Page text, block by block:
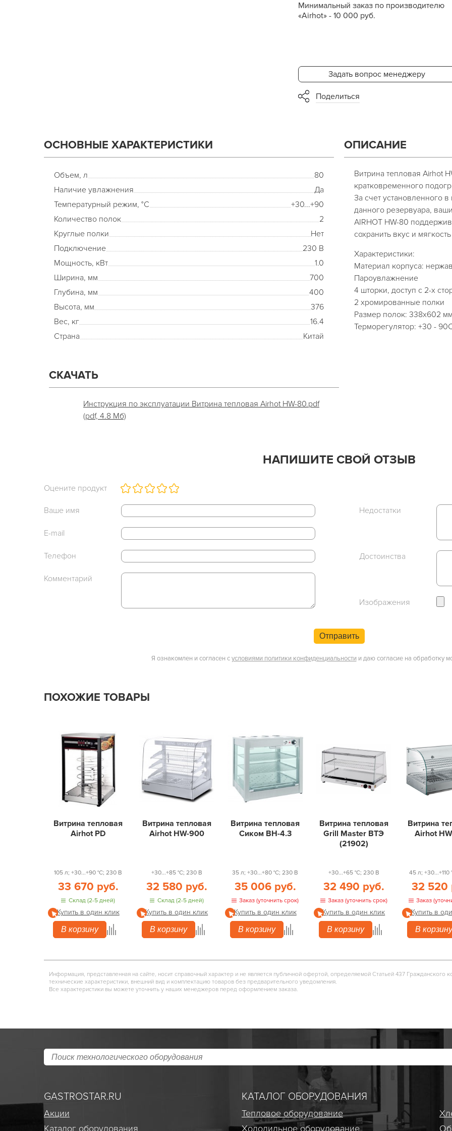
Минимальный заказ по производителю
«Airhot» - 10 000 руб.
Задать вопрос менеджеру
Поделиться
ОСНОВНЫЕ ХАРАКТЕРИСТИКИ
Объем, л
80
Наличие увлажнения
Да
Температурный режим, °С
+30...+90
Количество полок
2
Круглые полки
Нет
Подключение
230 В
Мощность, кВт
1.0
Ширина, мм
700
Глубина, мм
400
Высота, мм
376
Вес, кг
16.4
Страна
Китай
ОПИСАНИЕ
Витрина тепловая Airhot
кратковременного
За счет установленного
данного резервуара,
AIRHOT HW-80
сохранить вкус и
Характеристики:
Материал корпуса:
Пароувлажнение
4 шторки, доступ с 2-х
2 хромированные полки
Размер полок: 338x602
Терморегулятор: +30 -
СКАЧАТЬ
Инструкция по эксплуатации Витрина тепловая Airhot HW-80.pdf
(pdf, 4.8 Мб)
НАПИШИТЕ СВОЙ ОТЗЫВ
Оцените продукт
Ваше имя
E-mail
Телефон
Комментарий
Недостатки
Достоинства
Изображения
Отправить
Я ознакомлен и согласен сусловиями политики конфиденциальности и даю согласие на обработку
ПОХОЖИЕ ТОВАРЫ
Витрина тепловая
Airhot PD
105 л; +30...+90 °С; 230 В
33 670 руб.
Склад (2-5 дней)
Купить в один клик
В корзину
Витрина тепловая
Airhot HW-900
+30...+85 °С; 230 В
32 580 руб.
Склад (2-5 дней)
Купить в один клик
В корзину
Витрина тепловая
Сиком ВН-4.3
35 л; +30...+80 °С; 230 В
35 006 руб.
Заказ (уточнить срок)
Купить в один клик
В корзину
Витрина тепловая
Grill Master ВТЭ
(21902)
+30...+65 °С; 230 В
32 490 руб.
Заказ (уточнить срок)
Купить в один клик
В корзину
Витрина
Airhot
45 л;
32 520
Заказ
Купить в
В корзину
Информация, представленная на сайте, носит справочный характер и не является публичной офертой, определяемой Статьей 437 Гражданского
технические характеристики, внешний вид и комплектацию товаров без предварительного уведомления.
Все характеристики вы можете уточнить у наших менеджеров перед оформлением заказа.
GASTROSTAR.RU
Акции
Каталог оборудования
КАТАЛОГ ОБОРУДОВАНИЯ
Тепловое оборудование
Холодильное оборудование